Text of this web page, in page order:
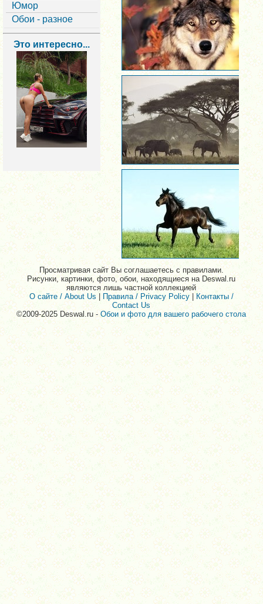
Юмор
Обои - разное
Это интересно...
Просматривая сайт Вы соглашаетесь с правилами.
Рисунки, картинки, фото, обои, находящиеся на Deswal.ru
являются лишь частной коллекцией
О сайте / About Us
Правила / Privacy Policy|Контакты /
Contact Us
©2009-2025 Deswal.ru -Обои и фото для вашего рабочего стола